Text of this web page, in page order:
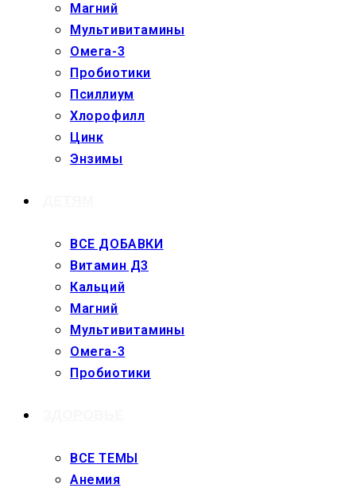
Магний
Мультивитамины
Омега-3
Пробиотики
Псиллиум
Хлорофилл
Цинк
Энзимы
ВСЕ ДОБАВКИ
Витамин Д3
Кальций
Магний
Мультивитамины
Омега-3
Пробиотики
ВСЕ ТЕМЫ
Анемия